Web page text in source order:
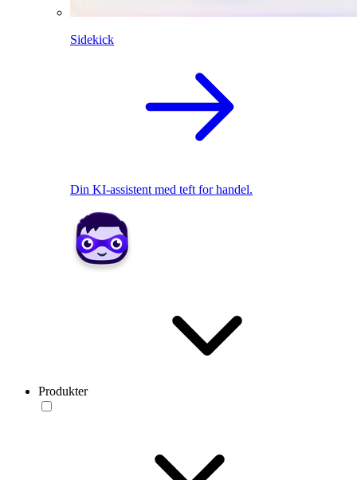
Sidekick
Din KI-assistent med teft for handel.
Produkter